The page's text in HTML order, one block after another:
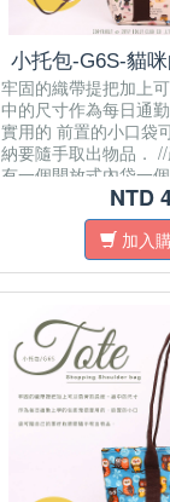
小托包-G6S-貓
牢固的織帶提把加上
中的尺寸作為每日通
實用的 前置的小口袋
納要隨手取出物品．
有一個開放式內袋 ​一
有開放式口袋 肩帶為
為防水布拉鍊密合開
NTD
加入